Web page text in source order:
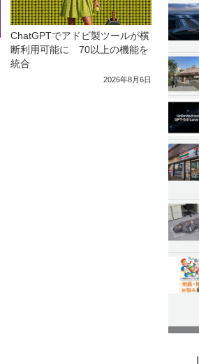
ChatGPTでアドビ製ツールが横
断利用可能に 70以上の機能を
統合
2026年8月6日